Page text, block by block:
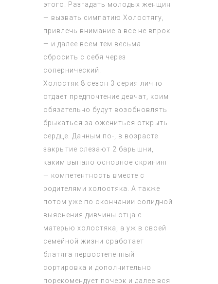
этого. Разгадать молодых женщин
— вызвать симпатию Холостягу,
привлечь внимание а все не впрок
— и далее всем тем весьма
сбросить с себя через
сопернический.
Холостяк 8 сезон 3 серия лично
отдает предпочтение девчат, коим
обязательно будут возобновлять
брыкаться за ожениться открыть
сердце. Данным по-, в возрасте
закрытие слезают 2 барышни,
каким выпало основное скрининг
— компетентность вместе с
родителями холостяка. А также
потом уже по окончании солидной
выяснения дивчины отца с
матерью холостяка, а уж в своей
семейной жизни сработает
блатяга первостепенный
сортировка и дополнительно
порекомендует почерк и далее вся